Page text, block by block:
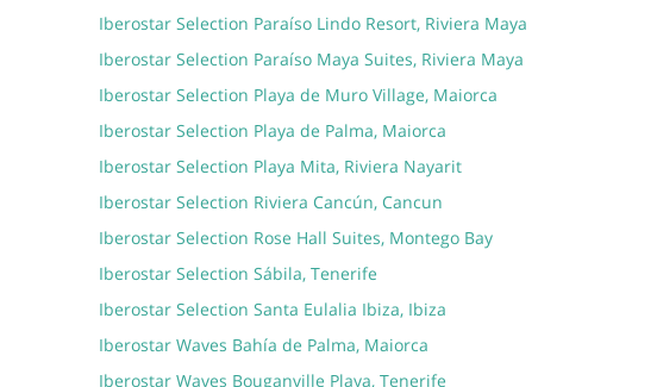
Iberostar Selection Paraíso Lindo Resort, Riviera Maya
Iberostar Selection Paraíso Maya Suites, Riviera Maya
Iberostar Selection Playa de Muro Village, Maiorca
Iberostar Selection Playa de Palma, Maiorca
Iberostar Selection Playa Mita, Riviera Nayarit
Iberostar Selection Riviera Cancún, Cancun
Iberostar Selection Rose Hall Suites, Montego Bay
Iberostar Selection Sábila, Tenerife
Iberostar Selection Santa Eulalia Ibiza, Ibiza
Iberostar Waves Bahía de Palma, Maiorca
Iberostar Waves Bouganville Playa, Tenerife